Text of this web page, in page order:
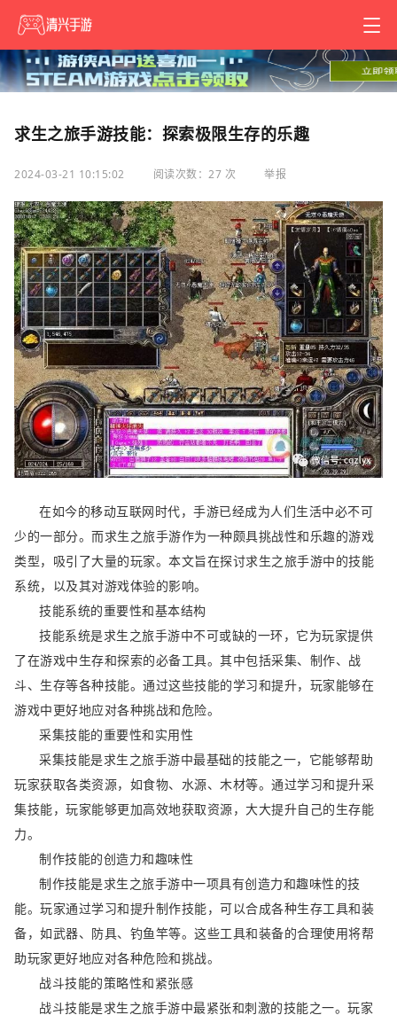
求生之旅手游技能：探索极限生存的乐趣
2024-03-21 10:15:02 阅读次数：27 次 举报
在如今的移动互联网时代，手游已经成为人们生活中必不可
少的一部分。而求生之旅手游作为一种颇具挑战性和乐趣的游戏
类型，吸引了大量的玩家。本文旨在探讨求生之旅手游中的技能
系统，以及其对游戏体验的影响。
技能系统的重要性和基本结构
技能系统是求生之旅手游中不可或缺的一环，它为玩家提供
了在游戏中生存和探索的必备工具。其中包括采集、制作、战
斗、生存等各种技能。通过这些技能的学习和提升，玩家能够在
游戏中更好地应对各种挑战和危险。
采集技能的重要性和实用性
采集技能是求生之旅手游中最基础的技能之一，它能够帮助
玩家获取各类资源，如食物、水源、木材等。通过学习和提升采
集技能，玩家能够更加高效地获取资源，大大提升自己的生存能
力。
制作技能的创造力和趣味性
制作技能是求生之旅手游中一项具有创造力和趣味性的技
能。玩家通过学习和提升制作技能，可以合成各种生存工具和装
备，如武器、防具、钓鱼竿等。这些工具和装备的合理使用将帮
助玩家更好地应对各种危险和挑战。
战斗技能的策略性和紧张感
战斗技能是求生之旅手游中最紧张和刺激的技能之一。玩家